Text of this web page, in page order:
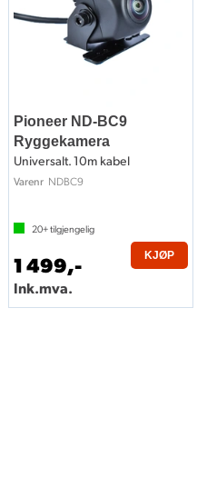
Pioneer ND-BC9
Ryggekamera
Universalt. 10m kabel
Varenr NDBC9
20+tilgjengelig
1 499,-
Ink.mva.
KJØP